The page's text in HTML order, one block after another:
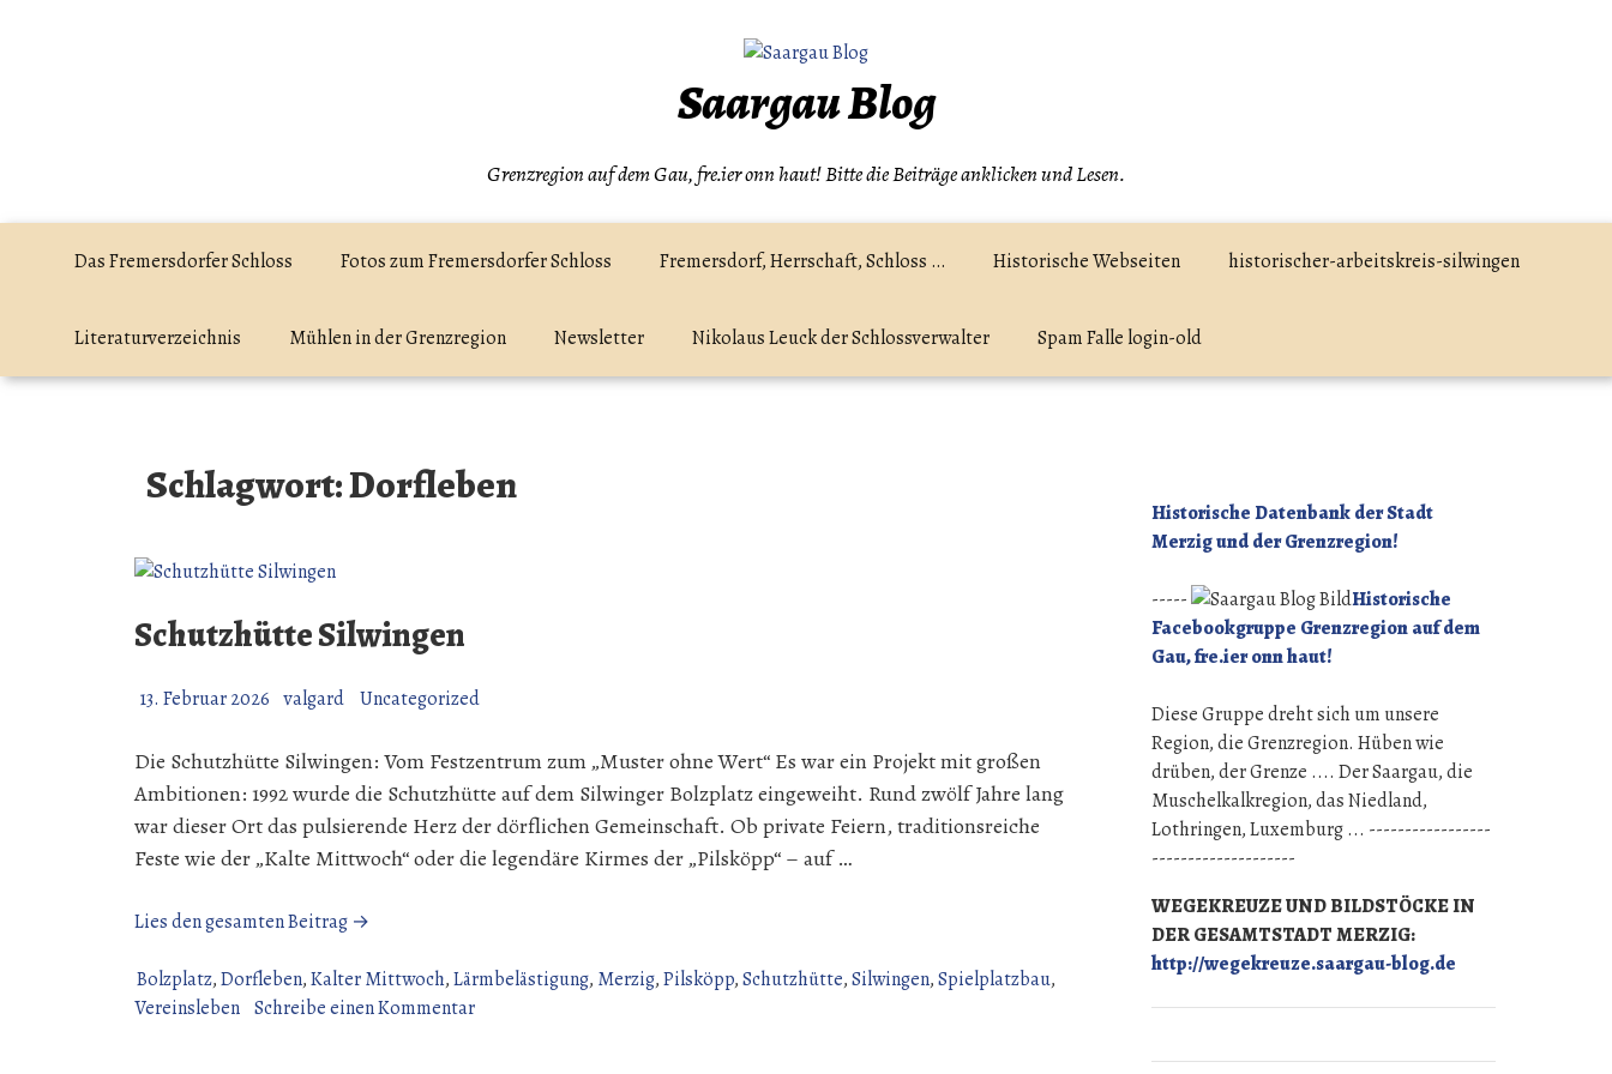
Saargau Blog
Grenzregion auf dem Gau, fre.ier onn haut! Bitte die Beiträge anklicken und Lesen.
Das Fremersdorfer Schloss Fotos zum Fremersdorfer Schloss Fremersdorf, Herrschaft, Schloss … Historische Webseiten historischer-arbeitskreis-silwingen
Literaturverzeichnis Mühlen in der Grenzregion Newsletter Nikolaus Leuck der Schlossverwalter Spam Falle login-old
Schlagwort:Dorfleben
Schutzhütte Silwingen
13. Februar 2026 valgard Uncategorized
Die Schutzhütte Silwingen: Vom Festzentrum zum „Muster ohne Wert“ Es war ein Projekt mit großen
Ambitionen: 1992 wurde die Schutzhütte auf dem Silwinger Bolzplatz eingeweiht. Rund zwölf Jahre lang
war dieser Ort das pulsierende Herz der dörflichen Gemeinschaft. Ob private Feiern, traditionsreiche
Feste wie der „Kalte Mittwoch“ oder die legendäre Kirmes der „Pilsköpp“ – auf …
Lies den gesamten Beitrag →
Bolzplatz,Dorfleben,Kalter Mittwoch,Lärmbelästigung, Merzig,Pilsköpp,Schutzhütte,Silwingen,Spielplatzbau,
Vereinsleben Schreibe einen Kommentarzu
Historische Datenbank der Stadt
Merzig und der Grenzregion!
-----
Historische
Facebookgruppe Grenzregion auf dem
Gau, fre.ier onn haut!
Diese Gruppe dreht sich um unsere
Region, die Grenzregion. Hüben wie
drüben, der Grenze .... Der Saargau, die
Muschelkalkregion, das Niedland,
Lothringen, Luxemburg ... -----------------
--------------------
WEGEKREUZE UND BILDSTÖCKE IN
DER GESAMTSTADT MERZIG:
http://wegekreuze.saargau-blog.de